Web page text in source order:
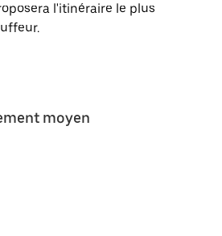
l'itinéraire le plus
moyen